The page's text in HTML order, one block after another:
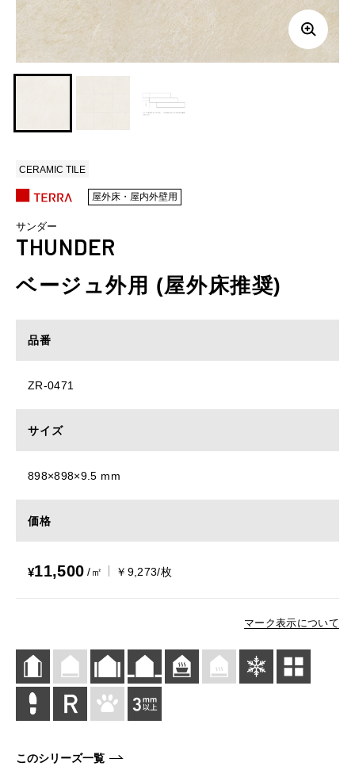
CERAMIC TILE
屋外床・屋内外壁用
サンダー
THUNDER
ベージュ外用 (屋外床推奨)
品番
ZR-0471
サイズ
898×898×9.5 mm
価格
¥11,500 /㎡ ￥9,273/枚
マーク表示について
このシリーズ一覧